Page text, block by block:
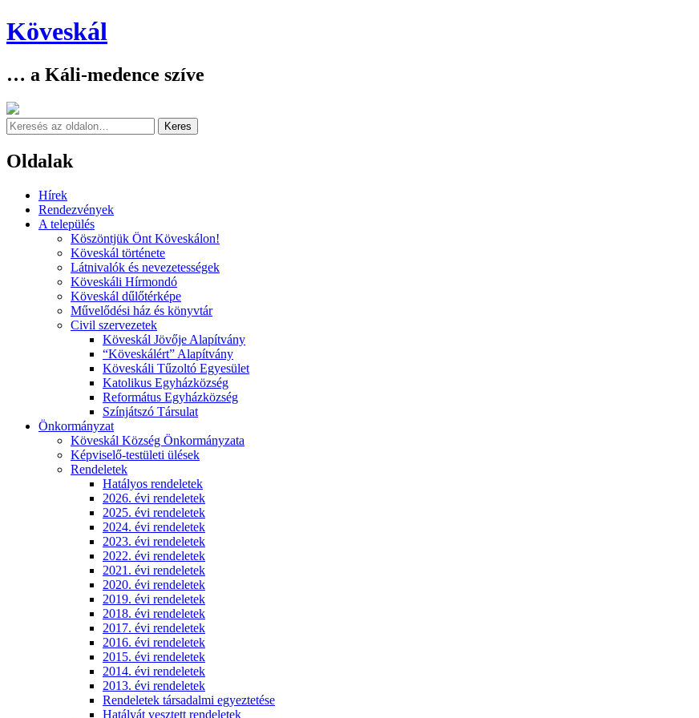
Köveskál
… a Káli-medence szíve
Keresés
Oldalak
Skip
content
Hírek
Rendezvények
A település
Köszöntjük Önt Köveskálon!
Köveskál története
Látnivalók és nevezetességek
Köveskáli Hírmondó
Köveskál dűlőtérképe
Művelődési ház és könyvtár
Civil szervezetek
Köveskál Jövője Alapítvány
“Köveskálért” Alapítvány
Köveskáli Tűzoltó Egyesület
Katolikus Egyházközség
Református Egyházközség
Színjátszó Társulat
Önkormányzat
Köveskál Község Önkormányzata
Képviselő-testületi ülések
Rendeletek
Hatályos rendeletek
2026. évi rendeletek
2025. évi rendeletek
2024. évi rendeletek
2023. évi rendeletek
2022. évi rendeletek
2021. évi rendeletek
2020. évi rendeletek
2019. évi rendeletek
2018. évi rendeletek
2017. évi rendeletek
2016. évi rendeletek
2015. évi rendeletek
2014. évi rendeletek
2013. évi rendeletek
Rendeletek társadalmi egyeztetése
Hatályát vesztett rendeletek